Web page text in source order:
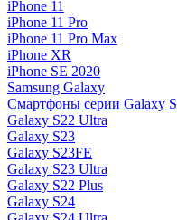
iPhone 11
iPhone 11 Pro
iPhone 11 Pro Max
iPhone XR
iPhone SE 2020
Samsung Galaxy
Смартфоны серии Galaxy S
Galaxy S22 Ultra
Galaxy S23
Galaxy S23FE
Galaxy S23 Ultra
Galaxy S22 Plus
Galaxy S24